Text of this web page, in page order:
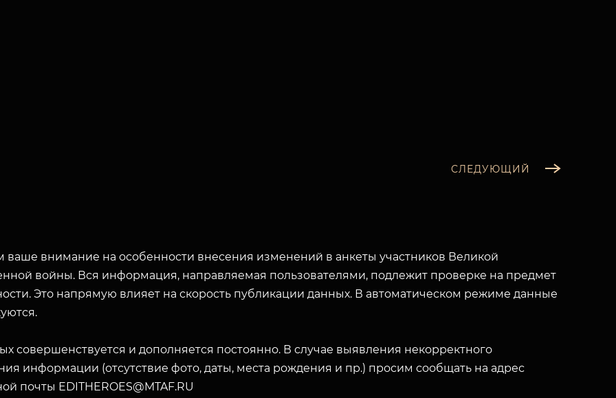
СЛЕДУЮЩИЙ
внимание на особенности внесения изменений в анкеты участников Великой
войны. Вся информация, направляемая пользователями, подлежит проверке на предмет
Это напрямую влияет на скорость публикации данных. В автоматическом режиме данные
совершенствуется и дополняется постоянно. В случае выявления некорректного
информации (отсутствие фото, даты, места рождения и пр.) просим сообщать на адрес
почты EDITHEROES@MTAF.RU